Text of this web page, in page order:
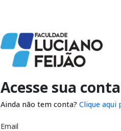
Acesse sua conta
Ainda não tem conta? Clique aqui
Email